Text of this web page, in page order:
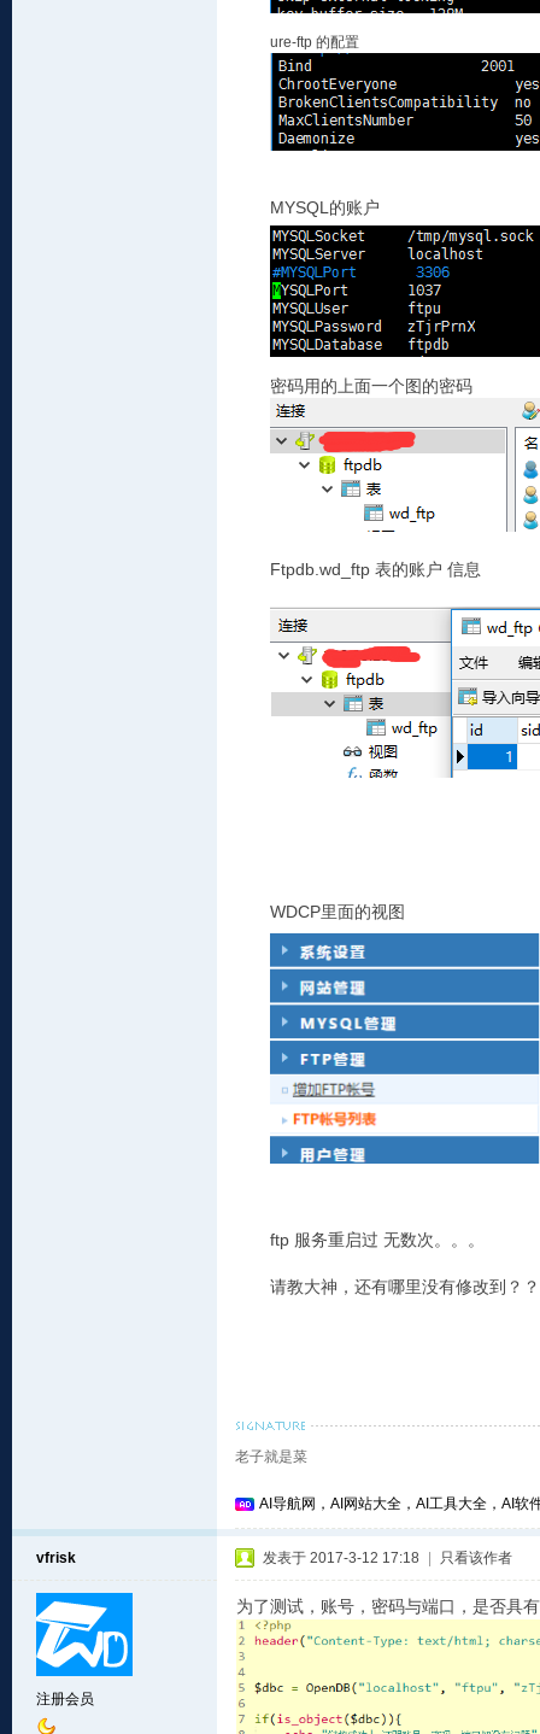
ure-ftp 的配置
MYSQL 的账户
密码用的上面一个图的密码
Ftpdb.wd_ftp 表的账户 信息
WDCP里面的视图
ftp 服务重启过 无数次。。。
请教大神，还有哪里没有修改到？？
老子就是菜
AI导航网，AI网站大全，AI工具大全，AI软
vfrisk
注册会员
发表于 2017-3-12 17:18 只看该作者
为了测试，账号，密码与端口，是否具